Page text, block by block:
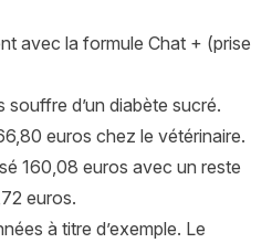
avec la formule Chat + (prise
souffre d’un diabète sucré.
euros chez le vétérinaire.
160,08 euros avec un reste
euros.
à titre d’exemple. Le